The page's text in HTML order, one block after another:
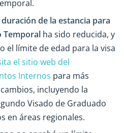
duración de la estancia para
Temporal ha sido reducida, y
el límite de edad para la visa
el sitio web del
Internos para más
incluyendo la
Visado de Graduado
en áreas regionales.